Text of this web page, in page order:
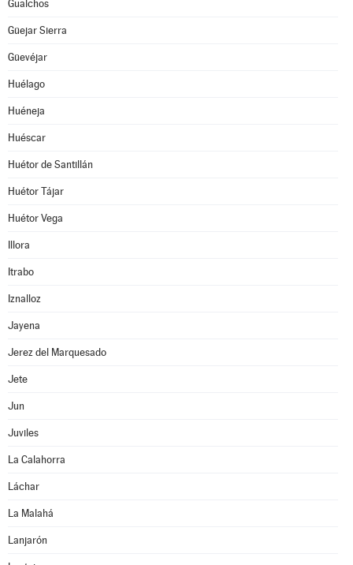
Gualchos
Güejar Sierra
Güevéjar
Huélago
Huéneja
Huéscar
Huétor de Santillán
Huétor Tájar
Huétor Vega
Illora
Itrabo
Iznalloz
Jayena
Jerez del Marquesado
Jete
Jun
Juviles
La Calahorra
Láchar
La Malahá
Lanjarón